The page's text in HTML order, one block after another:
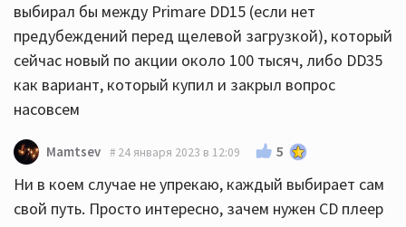
выбирал бы между Primare DD15 (если нет
предубеждений перед щелевой загрузкой), который
сейчас новый по акции около 100 тысяч, либо DD35
как вариант, который купил и закрыл вопрос
насовсем
Mamtsev 24 января 2023 в 12:09 5
Ни в коем случае не упрекаю, каждый выбирает сам
свой путь. Просто интересно, зачем нужен CD плеер